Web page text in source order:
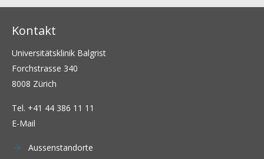
Kontakt
Universitätsklinik Balgrist
Forchstrasse 340
8008 Zürich
Tel. +41 44 386 11 11
E-Mail
Aussenstandorte